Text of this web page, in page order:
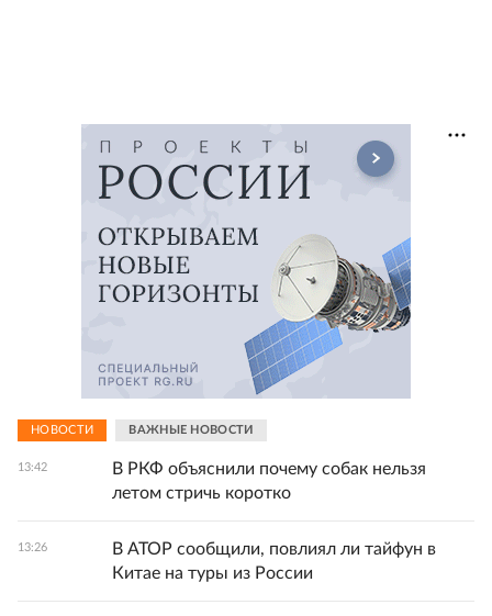
НОВОСТИ ВАЖНЫЕ НОВОСТИ
13:42
В РКФ объяснили почему собак нельзя
летом стричь коротко
13:26
В АТОР сообщили, повлиял ли тайфун в
Китае на туры из России